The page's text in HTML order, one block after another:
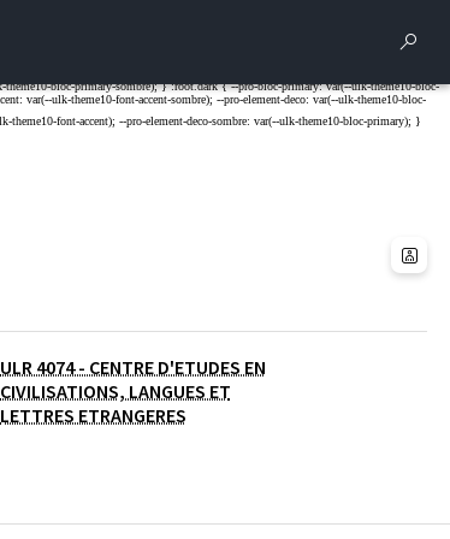
ULR 4074 - CENTRE D'ETUDES EN
CIVILISATIONS, LANGUES ET
LETTRES ETRANGERES